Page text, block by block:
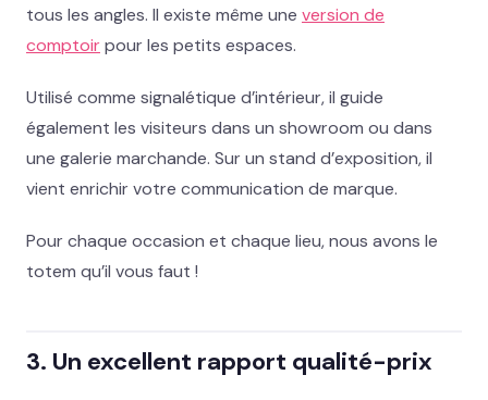
tous les angles. Il existe même une version de
comptoir pour les petits espaces.
Utilisé comme signalétique d’intérieur, il guide
également les visiteurs dans un showroom ou dans
une galerie marchande. Sur un stand d’exposition, il
vient enrichir votre communication de marque.
Pour chaque occasion et chaque lieu, nous avons le
totem qu’il vous faut !
3. Un excellent rapport qualité-prix